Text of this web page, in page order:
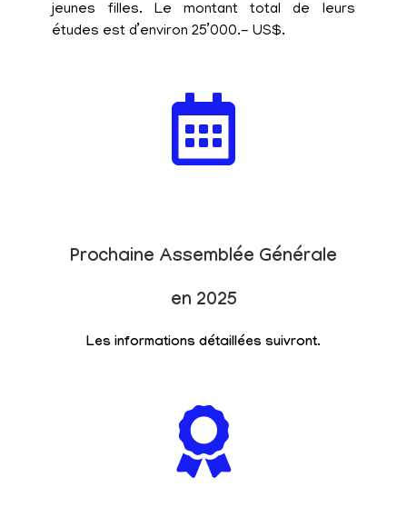
jeunes filles. Le montant total de leurs
études est d’environ 25’000.- US$.
Prochaine Assemblée Générale
en 2025
Les informations détaillées suivront.